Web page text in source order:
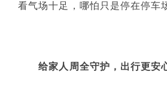
看气场十足，哪怕只是停在停车
给家人周全守护，出行更安